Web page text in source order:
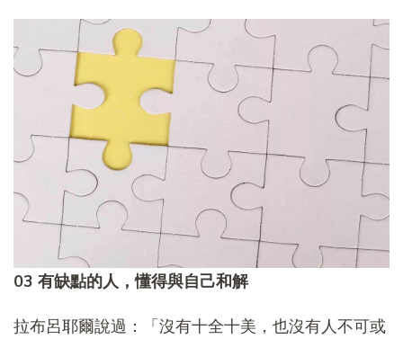
03 有缺點的人，懂得與自己和解
拉布呂耶爾說過：「沒有十全十美，也沒有人不可或